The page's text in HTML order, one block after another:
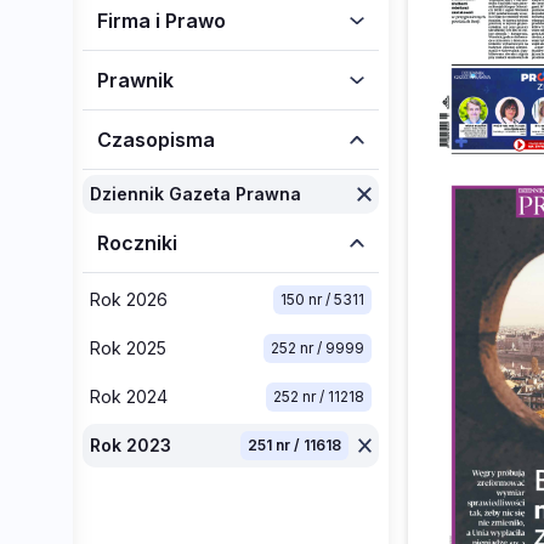
Firma i Prawo
Prawnik
Czasopisma
Dziennik Gazeta Prawna
Roczniki
Rok 2026 150 nr / 5311
Rok 2025 252 nr / 9999
Rok 2024 252 nr / 11218
Rok 2023 251 nr / 11618